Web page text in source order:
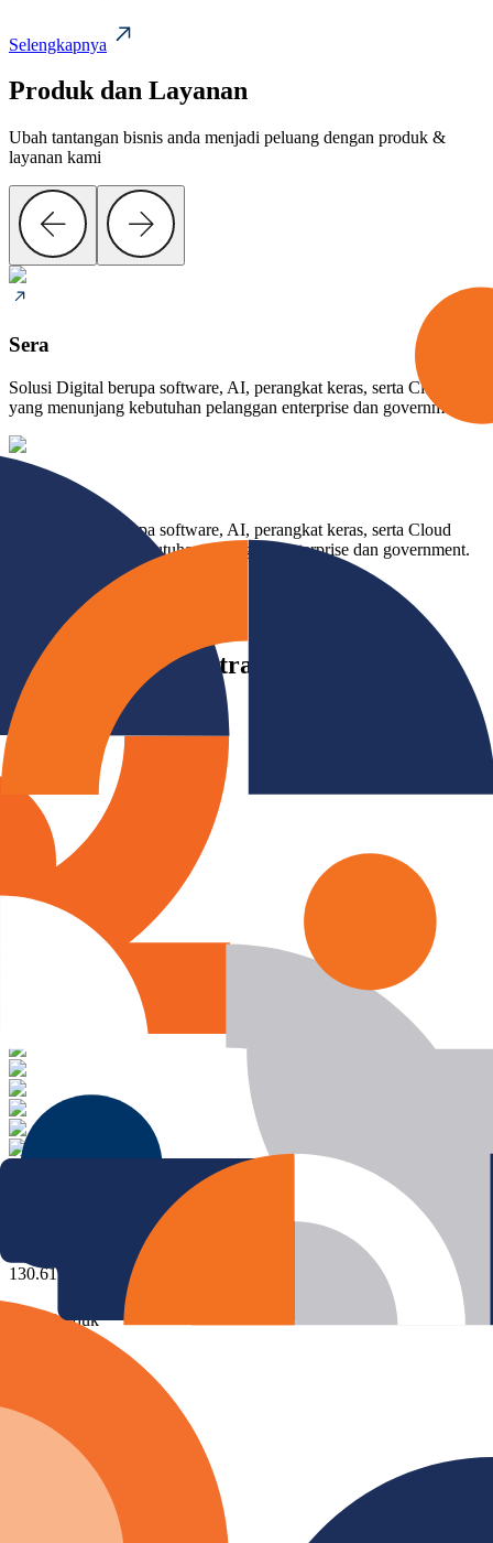
Selengkapnya
Produk dan Layanan
Ubah tantangan bisnis anda menjadi peluang dengan produk &
layanan kami
Sera
Solusi Digital berupa software, AI, perangkat keras, serta Cloud
yang menunjang kebutuhan pelanggan enterprise dan government.
Solusi Digital berupa software, AI, perangkat keras, serta Cloud
yang menunjang kebutuhan pelanggan enterprise dan government.
Dipercaya oleh Mitra Strategis
130.617
Produk
130.617